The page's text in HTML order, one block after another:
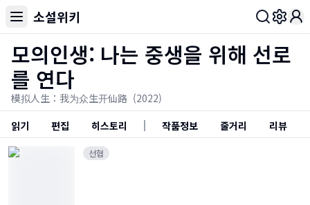
소설위키
모의인생: 나는 중생을 위해 선로
를 연다
模拟人生：我为众生开仙路 (2022)
읽기
편집 히스토리 작품정보 줄거리 리뷰
선협